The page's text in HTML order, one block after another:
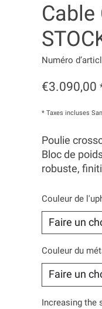
Cable
Numéro
€3.090,00
* Taxes incluses
Poulie
Bloc de
robuste,
Couleur de
Couleur du
Increasing the